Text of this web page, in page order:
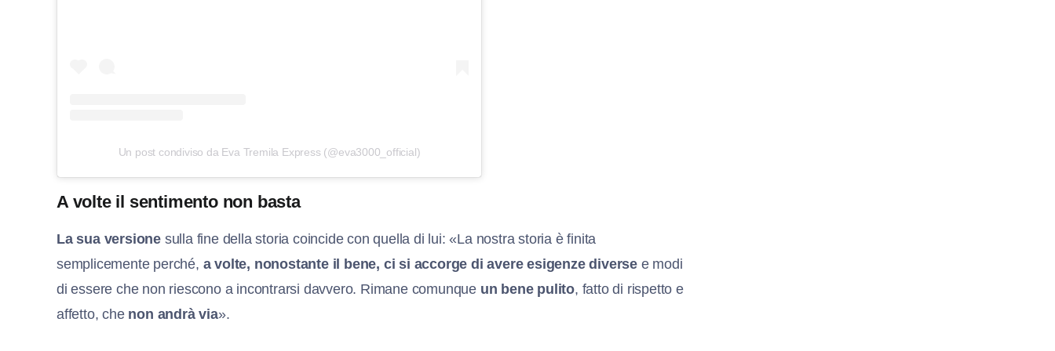
Un post condiviso da Eva Tremila Express (@eva3000_official)
A volte il sentimento non basta
La sua versione sulla fine della storia coincide con quella di lui: «La nostra storia è finita
semplicemente perché, a volte, nonostante il bene, ci si accorge di avere esigenze diverse e modi
di essere che non riescono a incontrarsi davvero. Rimane comunque un bene pulito, fatto di rispetto e
affetto, che non andrà via».